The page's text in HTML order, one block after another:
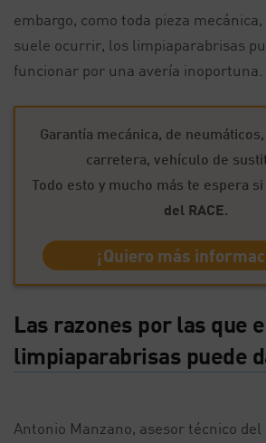
embargo, como toda pieza
suele ocurrir, los limpiaparabrisas
funcionar por una avería inoportuna.
Garantía mecánica, de
carretera, vehículo de
Todo esto y mucho más te espera
del RACE.
¡Quiero más
Las razones por las que
limpiaparabrisas puede
Antonio Manzano, asesor técnico del